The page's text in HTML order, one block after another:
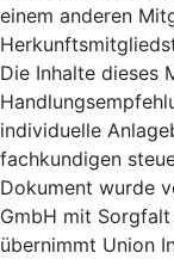
einem anderen
Die Inhalte dieses
individuelle
fachkundigen
Dokument wurde
GmbH mit
übernimmt Union